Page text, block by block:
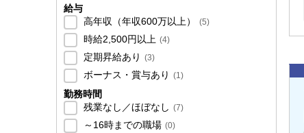
給与
高年収（年収600万以上）
(5)
時給2,500円以上 (4)
定期昇給あり (3)
ボーナス・賞与あり (1)
勤務時間
残業なし／ほぼなし (7)
～16時までの職場 (0)